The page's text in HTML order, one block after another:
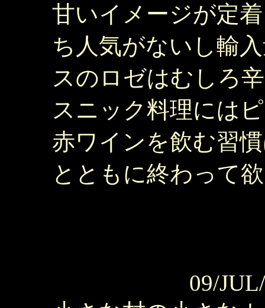
甘いイメージが定
ち人気がないし輸
スのロゼはむしろ
スニック料理には
赤ワインを飲む習
とともに終わって
09/